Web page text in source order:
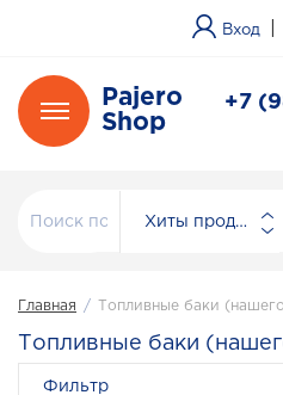
Вход
Pajero
Shop
+7
Хиты продаж
Фильтр
Главная / Топливные баки
Топливные баки